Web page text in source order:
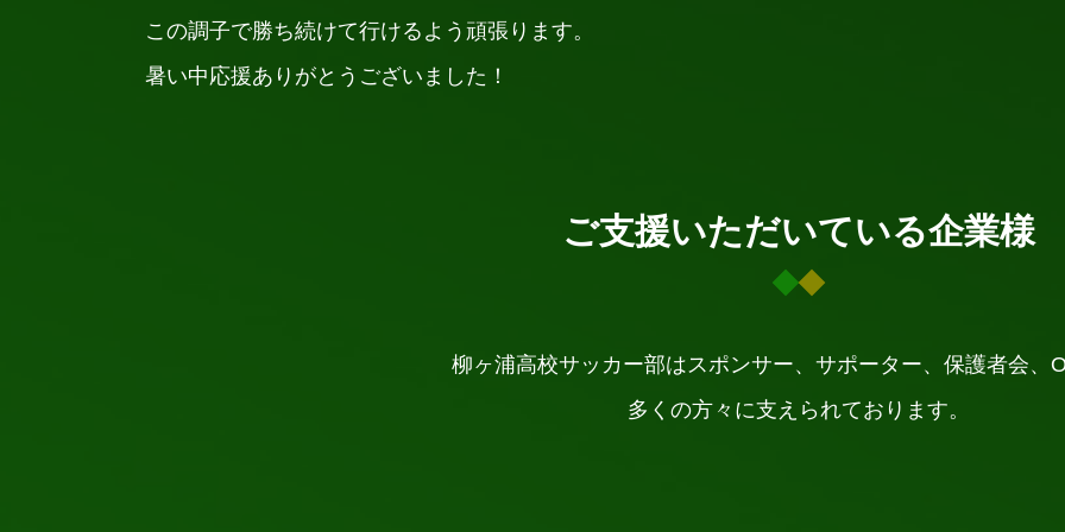
この調子で勝ち続けて行けるよう頑張ります。
暑い中応援ありがとうございました！
ご支援いただいている企業様
柳ヶ浦高校サッカー部はスポンサー、サポーター、保護者会、
多くの方々に支えられております。